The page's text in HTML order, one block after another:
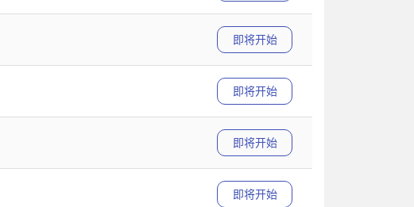
即将开始
即将开始
即将开始
即将开始